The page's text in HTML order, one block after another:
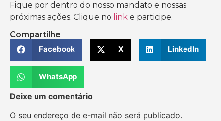
Fique por dentro do nosso mandato e nossas
próximas ações. Clique no link e participe.
Compartilhe
Facebook
X LinkedIn
WhatsApp
Deixe um comentário
O seu endereço de e-mail não será publicado.